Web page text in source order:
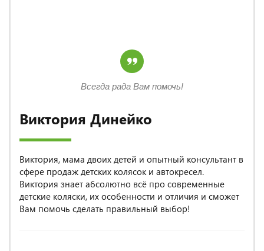
Виктория Динейко
Виктория, мама двоих детей и опытный консультант в
сфере продаж детских колясок и автокресел.
Виктория знает абсолютно всё про современные
детские коляски, их особенности и отличия и сможет
Вам помочь сделать правильный выбор!
Всегда рада Вам помочь!